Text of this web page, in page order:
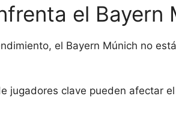
el Bayern
el Bayern Múnich no
jugadores clave pueden afectar